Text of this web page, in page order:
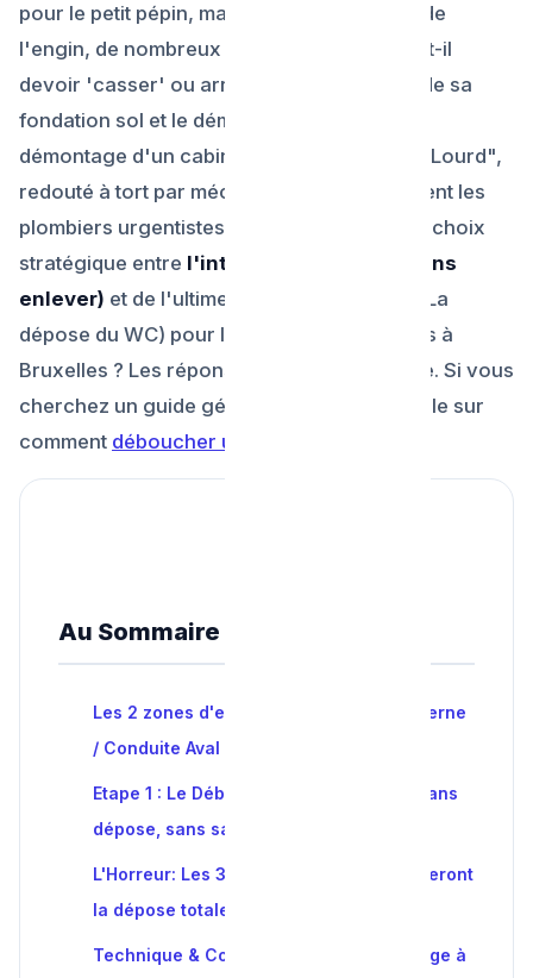
pour le petit pépin, mais quand vient le pro de
l'engin, de nombreux clients s'affolent "Va t-il
devoir 'casser' ou arracher tous mon WC de sa
fondation sol et le démonter du mur ?! " Le
démontage d'un cabinet blanc est un acte "Lourd",
redouté à tort par méconnaissance. Comment les
plombiers urgentistes procèdent-ils lors du choix
stratégique entre l'intervention douce (sans
enlever) et de l'ultime dévissage complet (La
dépose du WC) pour libérer les évacuations à
Bruxelles ? Les réponses Plombier Urgence. Si vous
cherchez un guide général, lisez notre article sur
comment déboucher un WC
Au Sommaire de l'article
Les 2 zones d'engorgement : Siphon Interne
/ Conduite Aval
Etape 1 : Le Débouchage Pro 'Simple' (Sans
dépose, sans saleté)
L'Horreur: Les 3 "Vrais Objets" qui obligeront
la dépose totale
Technique & Conséquence Du Remontage à